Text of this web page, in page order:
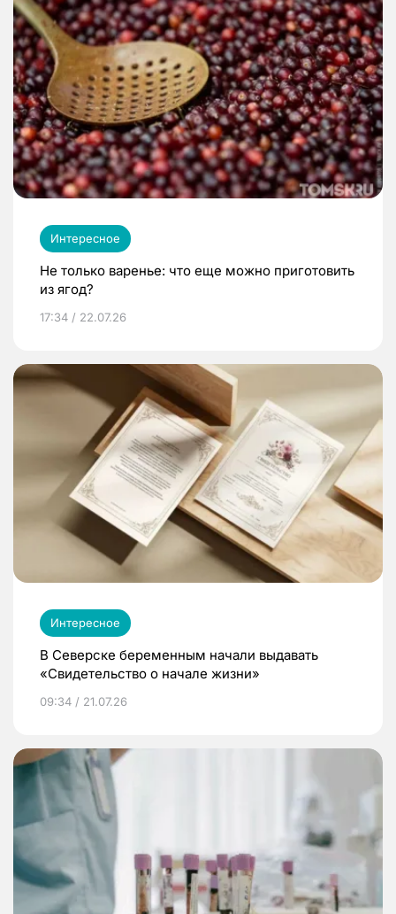
Интересное
Не только варенье: что еще можно приготовить
из ягод?
17:34 / 22.07.26
Интересное
В Северске беременным начали выдавать
«Свидетельство о начале жизни»
09:34 / 21.07.26